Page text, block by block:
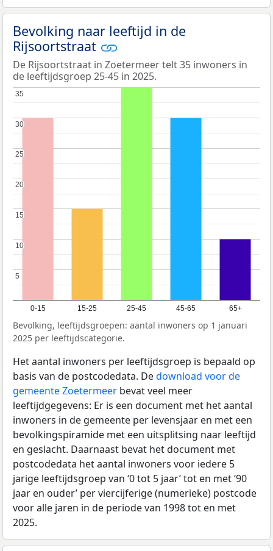
Bevolking naar leeftijd in de
Rijsoortstraat
De Rijsoortstraat in Zoetermeer telt 35 inwoners in
de leeftijdsgroep 25-45 in 2025.
0-15 15-25 25-45 45-65 65+
5
5
10
10
15
15
20
20
25
25
30
30
35
35
Bevolking, leeftijdsgroepen: aantal inwoners op 1 januari
2025 per leeftijdscategorie.
Het aantal inwoners per leeftijdsgroep is bepaald op
basis van de postcodedata. Dedownload voor de
gemeente Zoetermeer bevat veel meer
leeftijdgegevens: Er is een document met het aantal
inwoners in de gemeente per levensjaar en met een
bevolkingspiramide met een uitsplitsing naar leeftijd
en geslacht. Daarnaast bevat het document met
postcodedata het aantal inwoners voor iedere 5
jarige leeftijdsgroep van ‘0 tot 5 jaar’ tot en met ‘90
jaar en ouder’ per viercijferige (numerieke) postcode
voor alle jaren in de periode van 1998 tot en met
2025.